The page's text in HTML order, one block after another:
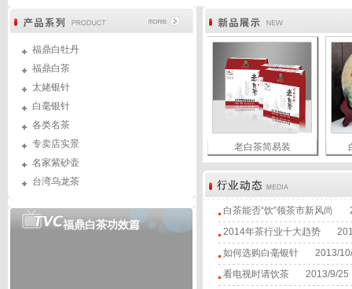
福鼎白牡丹
福鼎白茶
太姥银针
白毫银针
各类名茶
专卖店实景
名家紫砂壶
台湾乌龙茶
福鼎白茶功效篇
老白茶简易装 白
白茶能否“饮”领茶市新风尚
2014年茶行业十大趋势
如何选购白毫银针 2013/
看电视时请饮茶 2013/9/25